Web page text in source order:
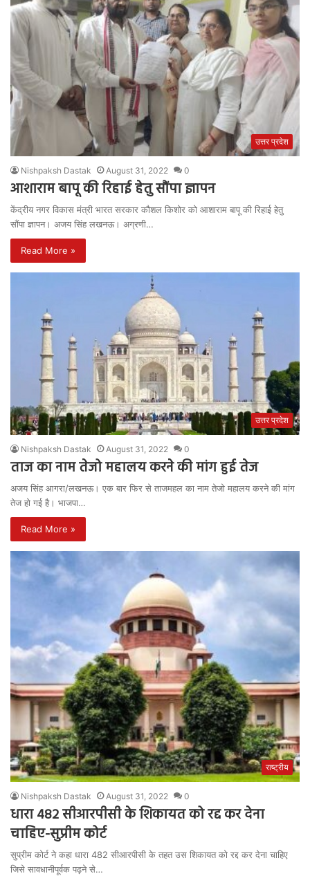
उत्तर प्रदेश
Nishpaksh Dastak August 31, 2022 0
आशाराम बापू की रिहाई हेतु सौंपा ज्ञापन
केंद्रीय नगर विकास मंत्री भारत सरकार कौशल किशोर को आशाराम बापू की रिहाई हेतु
सौंपा ज्ञापन। अजय सिंह लखनऊ। अग्रणी…
Read More »
उत्तर प्रदेश
Nishpaksh Dastak August 31, 2022 0
ताज का नाम तेजो महालय करने की मांग हुई तेज
अजय सिंह आगरा/लखनऊ। एक बार फिर से ताजमहल का नाम तेजो महालय करने की मांग
तेज हो गई है। भाजपा…
Read More »
राष्ट्रीय
Nishpaksh Dastak August 31, 2022 0
धारा 482 सीआरपीसी के शिकायत को रद्द कर देना
चाहिए-सुप्रीम कोर्ट
सुप्रीम कोर्ट ने कहा धारा 482 सीआरपीसी के तहत उस शिकायत को रद्द कर देना चाहिए
जिसे सावधानीपूर्वक पढ़ने से…